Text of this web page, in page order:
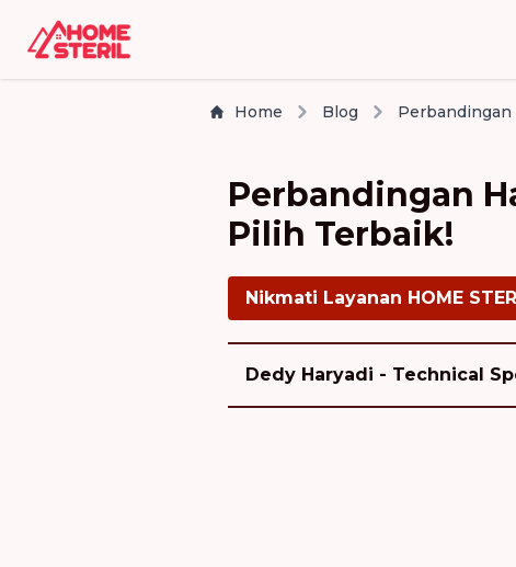
Home Blog
Perbandingan
Pilih Terbaik!
Nikmati Layanan HOME
Dedy Haryadi - Technical